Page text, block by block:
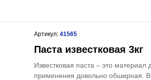
Артикул: 41565
Паста известковая 3кг
Известковая паста – это материал
применения довольно обширная. В